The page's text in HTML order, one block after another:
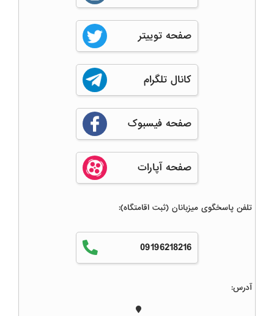
صفحه توییتر
کانال تلگرام
صفحه فیسبوک
صفحه آپارات
تلفن پاسخگوی میزبانان (ثبت اقامتگاه):
09196218216
آدرس: